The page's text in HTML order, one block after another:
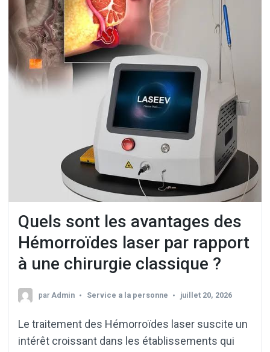
Quels sont les avantages des
Hémorroïdes laser par rapport
à une chirurgie classique ?
par Admin Service a la personne juillet 20, 2026
Le traitement des Hémorroïdes laser suscite un
intérêt croissant dans les établissements qui